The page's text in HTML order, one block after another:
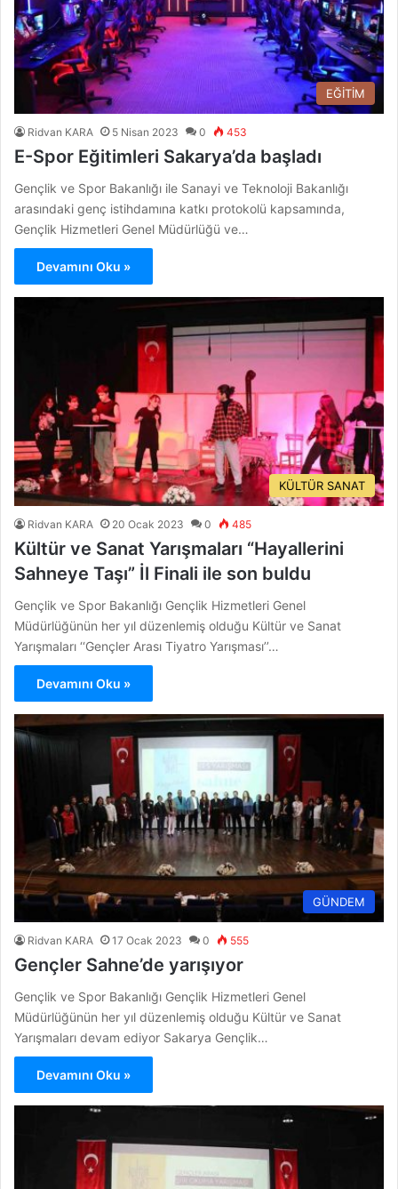
EĞİTİM
Ridvan KARA 5 Nisan 2023 0 453
E-Spor Eğitimleri Sakarya’da başladı
Gençlik ve Spor Bakanlığı ile Sanayi ve Teknoloji Bakanlığı
arasındaki genç istihdamına katkı protokolü kapsamında,
Gençlik Hizmetleri Genel Müdürlüğü ve…
Devamını Oku »
KÜLTÜR SANAT
Ridvan KARA 20 Ocak 2023 0 485
Kültür ve Sanat Yarışmaları “Hayallerini
Sahneye Taşı” İl Finali ile son buldu
Gençlik ve Spor Bakanlığı Gençlik Hizmetleri Genel
Müdürlüğünün her yıl düzenlemiş olduğu Kültür ve Sanat
Yarışmaları ‘‘Gençler Arası Tiyatro Yarışması’’…
Devamını Oku »
GÜNDEM
Ridvan KARA 17 Ocak 2023 0 555
Gençler Sahne’de yarışıyor
Gençlik ve Spor Bakanlığı Gençlik Hizmetleri Genel
Müdürlüğünün her yıl düzenlemiş olduğu Kültür ve Sanat
Yarışmaları devam ediyor Sakarya Gençlik…
Devamını Oku »